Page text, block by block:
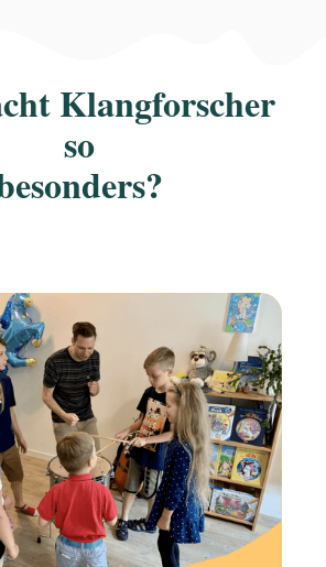
Klangforscher
so